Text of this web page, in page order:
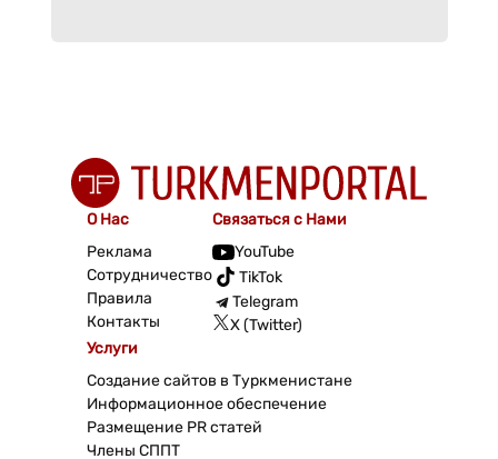
О Нас
Реклама
Сотрудничество
Правила
Контакты
Связаться с Нами
YouTube
TikTok
Telegram
X (Twitter)
Услуги
Создание сайтов в Туркменистане
Информационное обеспечение
Размещение PR статей
Члены СППТ